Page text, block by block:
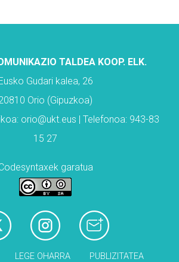
TALDEA KOOP. ELK.
Gudari kalea, 26
Orio (Gipuzkoa)
orio@ukt.eus | Telefonoa: 943-83
15 27
garatua
LEGE OHARRA PUBLIZITATEA